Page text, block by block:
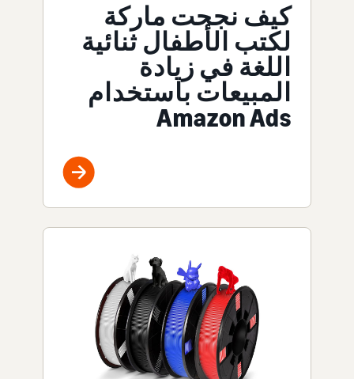
كيف نجحت ماركة
لكتب الأطفال ثنائية
اللغة في زيادة
المبيعات باستخدام
Amazon Ads